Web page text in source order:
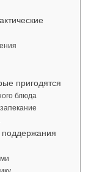
пригодятся
блюда